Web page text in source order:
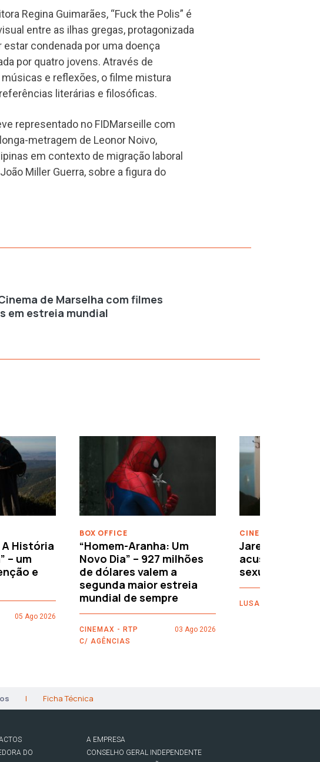
Regina Guimarães, “Fuck the Polis” é
entre as ilhas gregas, protagonizada
condenada por uma doença
por quatro jovens. Através de
e reflexões, o filme mistura
literárias e filosóficas.
representado no FIDMarseille com
metragem de Leonor Noivo,
em contexto de migração laboral
Miller Guerra, sobre a figura do
de Marselha com filmes
em estreia mundial
A História
– um
e
05 Ago 2026
BOX OFFICE
“Homem-Aranha: Um
Novo Dia” – 927 milhões
de dólares valem a
segunda maior estreia
mundial de sempre
CINEMAX - RTP
C/ AGÊNCIAS
03 Ago 2026
CINEMA
Jared Leto
acusações de
sexuais
LUSA
| Ficha Técnica
DO
A EMPRESA
CONSELHO GERAL INDEPENDENTE